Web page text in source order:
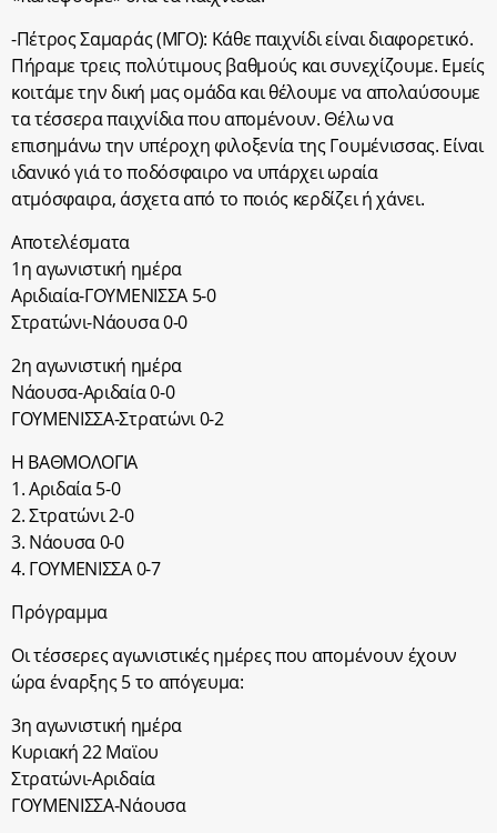
-Πέτρος Σαμαράς (ΜΓΟ): Κάθε παιχνίδι είναι διαφορετικό.
Πήραμε τρεις πολύτιμους βαθμούς και συνεχίζουμε. Εμείς
κοιτάμε την δική μας ομάδα και θέλουμε να απολαύσουμε
τα τέσσερα παιχνίδια που απομένουν. Θέλω να
επισημάνω την υπέροχη φιλοξενία της Γουμένισσας. Είναι
ιδανικό γιά το ποδόσφαιρο να υπάρχει ωραία
ατμόσφαιρα, άσχετα από το ποιός κερδίζει ή χάνει.
Αποτελέσματα
1η αγωνιστική ημέρα
Αριδιαία-ΓΟΥΜΕΝΙΣΣΑ 5-0
Στρατώνι-Νάουσα 0-0
2η αγωνιστική ημέρα
Νάουσα-Αριδαία 0-0
ΓΟΥΜΕΝΙΣΣΑ-Στρατώνι 0-2
Η ΒΑΘΜΟΛΟΓΙΑ
1. Αριδαία 5-0
2. Στρατώνι 2-0
3. Νάουσα 0-0
4. ΓΟΥΜΕΝΙΣΣΑ 0-7
Πρόγραμμα
Οι τέσσερες αγωνιστικές ημέρες που απομένουν έχουν
ώρα έναρξης 5 το απόγευμα:
3η αγωνιστική ημέρα
Κυριακή 22 Μαϊου
Στρατώνι-Αριδαία
ΓΟΥΜΕΝΙΣΣΑ-Νάουσα